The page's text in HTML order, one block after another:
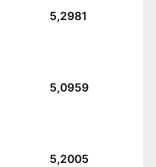
5,2981
5,0959
5,2005